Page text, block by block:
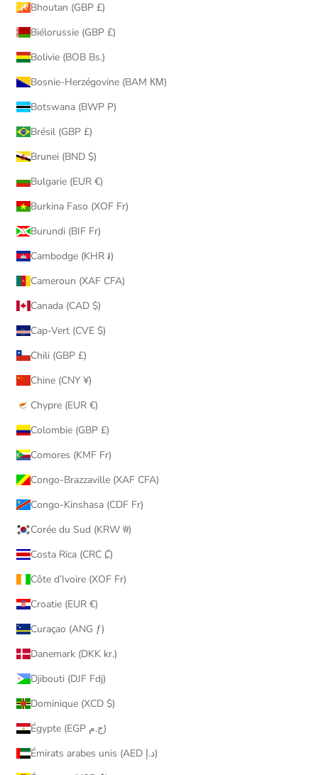
Bhoutan (GBP £)
Biélorussie (GBP £)
Bolivie (BOB Bs.)
Bosnie-Herzégovine (BAM КМ)
Botswana (BWP P)
Brésil (GBP £)
Brunei (BND $)
Bulgarie (EUR €)
Burkina Faso (XOF Fr)
Burundi (BIF Fr)
Cambodge (KHR ៛)
Cameroun (XAF CFA)
Canada (CAD $)
Cap-Vert (CVE $)
Chili (GBP £)
Chine (CNY ¥)
Chypre (EUR €)
Colombie (GBP £)
Comores (KMF Fr)
Congo-Brazzaville (XAF CFA)
Congo-Kinshasa (CDF Fr)
Corée du Sud (KRW ₩)
Costa Rica (CRC ₡)
Côte d’Ivoire (XOF Fr)
Croatie (EUR €)
Curaçao (ANG ƒ)
Danemark (DKK kr.)
Djibouti (DJF Fdj)
Dominique (XCD $)
Égypte (EGP ج.م)
Émirats arabes unis (AED د.إ)